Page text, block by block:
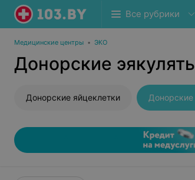
Все рубрики
Медицинские центры • ЭКО
Донорские
Донорские яйцеклетки Донорские